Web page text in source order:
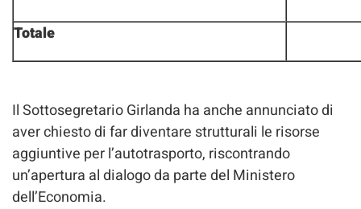
Totale
Il Sottosegretario Girlanda ha anche annunciato di
aver chiesto di far diventare strutturali le risorse
aggiuntive per l’autotrasporto, riscontrando
un’apertura al dialogo da parte del Ministero
dell’Economia.